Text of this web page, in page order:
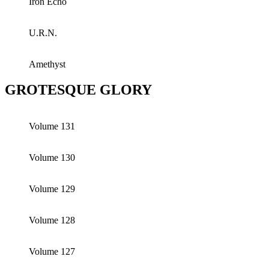
U.R.N.
Amethyst
GROTESQUE GLORY
Volume 131
Volume 130
Volume 129
Volume 128
Volume 127